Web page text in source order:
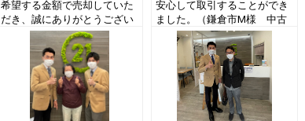
希望する金額で売却していた
だき、誠にありがとうござい
ました。（藤沢市K様 中古
マンションご売却）
安心して取引することができ
ました。（鎌倉市M様 中古
一戸建てご売却）